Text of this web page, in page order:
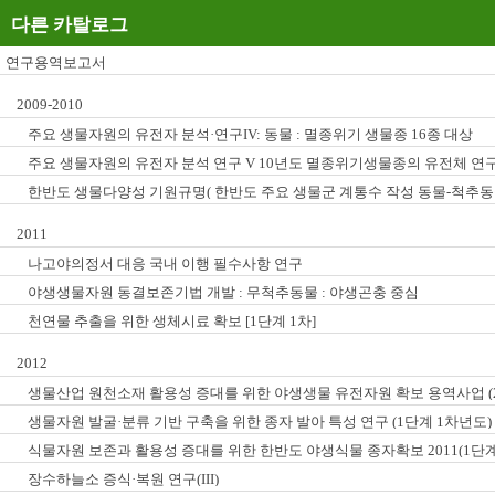
다른 카탈로그
연구용역보고서
2009-2010
주요 생물자원의 유전자 분석·연구IV: 동물 : 멸종위기 생물종 16종 대상
주요 생물자원의 유전자 분석 연구 V 10년도 멸종위기생물종의 유전체 연
한반도 생물다양성 기원규명( 한반도 주요 생물군 계통수 작성 동물-척추
2011
나고야의정서 대응 국내 이행 필수사항 연구
야생생물자원 동결보존기법 개발 : 무척추동물 : 야생곤충 중심
천연물 추출을 위한 생체시료 확보 [1단계 1차]
2012
생물산업 원천소재 활용성 증대를 위한 야생생물 유전자원 확보 용역사업
생물자원 발굴·분류 기반 구축을 위한 종자 발아 특성 연구 (1단계 1차년도)
식물자원 보존과 활용성 증대를 위한 한반도 야생식물 종자확보 2011(1단
장수하늘소 증식·복원 연구(III)